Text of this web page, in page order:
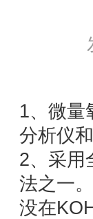
1、微量
分析仪
2、采用
法之一
没在